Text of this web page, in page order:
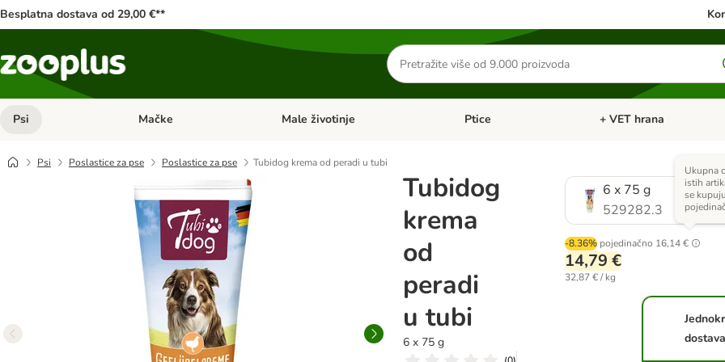
Besplatna dostava od 29,00 €**
Traži
proizvode
Psi Pregled kategorija: Psi
Mačke Pregled kategorija: Mačke
Male životinje Pregled kategorija: Male životinje
Ptice Pregled kategorija: Ptice
+ VET hrana
Psi Poslastice za pse Poslastice za pse Tubidog krema od peradi u tubi
Tubidog
krema
od
peradi
u tubi
6 x 75 g
6 x 75 g
529282.3
-8.36% pojedinačno 16,14 €
Ukupna
istih
se kupuju
14,79 €
32,87 € / kg
dostava